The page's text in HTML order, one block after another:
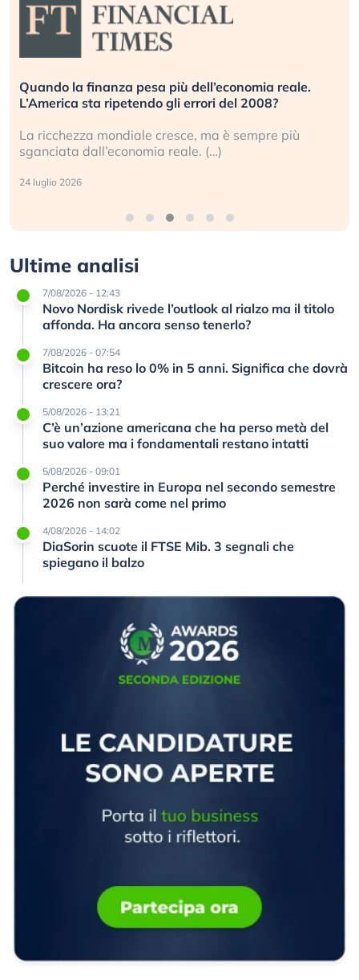
Quando la finanza pesa più dell’economia reale.
L’America sta ripetendo gli errori del 2008?
La ricchezza mondiale cresce, ma è sempre più
sganciata dall’economia reale. (…)
24 luglio 2026
Ultime analisi
7/08/2026 - 12:43
Novo Nordisk rivede l’outlook al rialzo ma il titolo
affonda. Ha ancora senso tenerlo?
7/08/2026 - 07:54
Bitcoin ha reso lo 0% in 5 anni. Significa che dovrà
crescere ora?
5/08/2026 - 13:21
C’è un’azione americana che ha perso metà del
suo valore ma i fondamentali restano intatti
5/08/2026 - 09:01
Perché investire in Europa nel secondo semestre
2026 non sarà come nel primo
4/08/2026 - 14:02
DiaSorin scuote il FTSE Mib. 3 segnali che
spiegano il balzo